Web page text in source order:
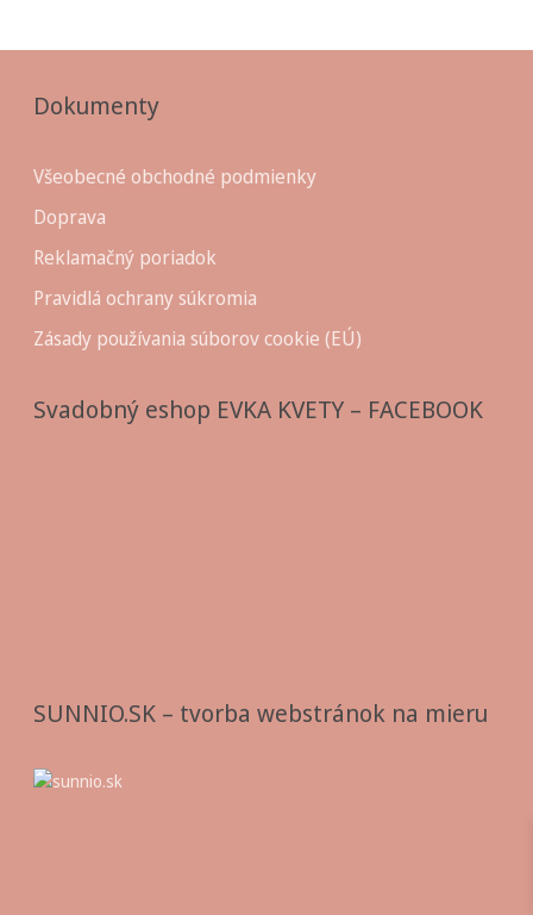
Dokumenty
Všeobecné obchodné podmienky
Doprava
Reklamačný poriadok
Pravidlá ochrany súkromia
Zásady používania súborov cookie (EÚ)
Svadobný eshop EVKA KVETY – FACEBOOK
SUNNIO.SK – tvorba webstránok na mieru